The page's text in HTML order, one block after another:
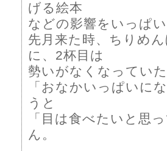
げる絵本
などの影響をいっぱ
先月来た時、ちりめ
に、2杯目は
勢いがなくなっていた
「おなかいっぱいに
うと
「目は食べたいと思
ん。